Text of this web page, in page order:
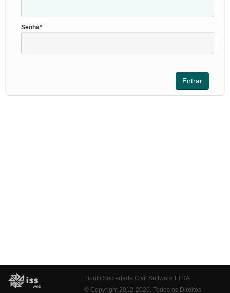
Senha
Fiorilli Sociedade Civil Software LTDA
© Copyright 2012-2026. Todos os Direitos